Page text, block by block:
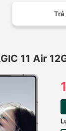
Trả
11 Air